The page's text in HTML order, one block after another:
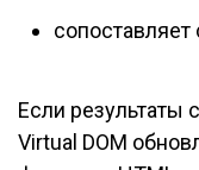
Если результаты
Virtual DOM